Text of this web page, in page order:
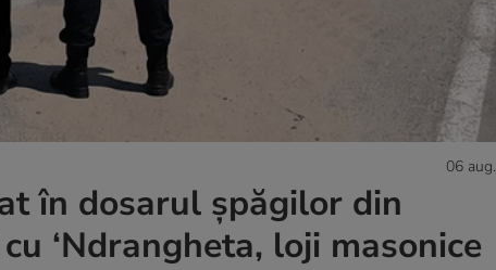
06 aug.
în dosarul șpăgilor din
‘Ndrangheta, loji masonice